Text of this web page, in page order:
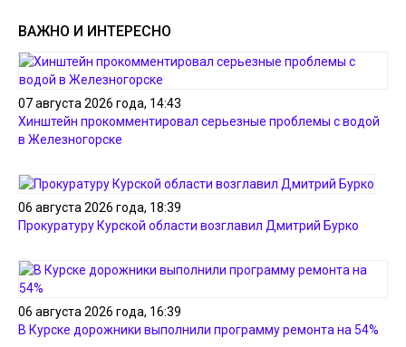
ВАЖНО И ИНТЕРЕСНО
07 августа 2026 года, 14:43
Хинштейн прокомментировал серьезные проблемы с водой
в Железногорске
06 августа 2026 года, 18:39
Прокуратуру Курской области возглавил Дмитрий Бурко
06 августа 2026 года, 16:39
В Курске дорожники выполнили программу ремонта на 54%